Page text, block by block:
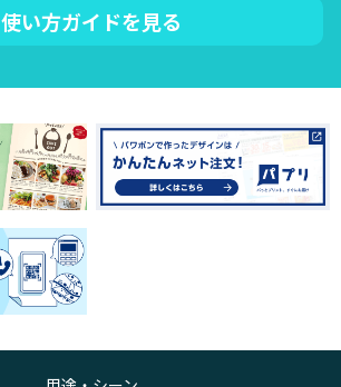
使い方ガイドを見る